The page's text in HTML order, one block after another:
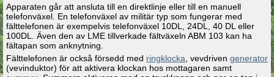
Apparaten går att ansluta till en direktlinje eller till en manuell
telefonväxel. En telefonväxel av militär typ som fungerar med
fälttelefonen är exempelvis telefonväxel 10DL, 24DL, 40 DL eller
100DL. Även den av LME tillverkade fältväxeln ABM 103 kan ha
fältapan som anknytning.
Fälttelefonen är också försedd med ringklocka , vevdriven generator
(vevinduktor) för att aktivera klockan hos mottagaren samt